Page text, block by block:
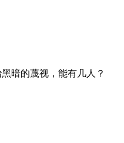
暗的蔑视，能有几人？